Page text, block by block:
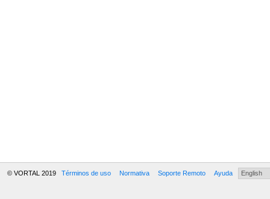
© VORTAL 2019 Términos de uso Normativa Soporte Remoto Ayuda